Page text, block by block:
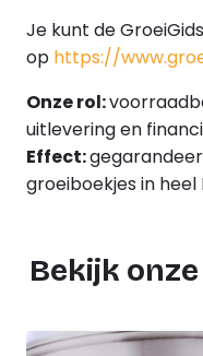
Je kunt de
op https://
Onze rol:
uitlevering en
Effect:
groeiboekjes in heel
Bekijk